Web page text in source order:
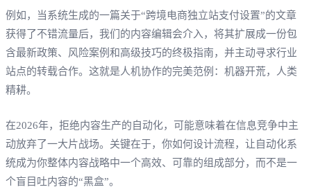
例如，当系统生成的一篇关于“跨境电商独立站支付设置”的文章
获得了不错流量后，我们的内容编辑会介入，将其扩展成一份包
含最新政策、风险案例和高级技巧的终极指南，并主动寻求行业
站点的转载合作。这就是人机协作的完美范例：机器开荒，人类
精耕。
在2026年，拒绝内容生产的自动化，可能意味着在信息竞争中主
动放弃了一大片战场。关键在于，你如何设计流程，让自动化系
统成为你整体内容战略中一个高效、可靠的组成部分，而不是一
个盲目吐内容的“黑盒”。